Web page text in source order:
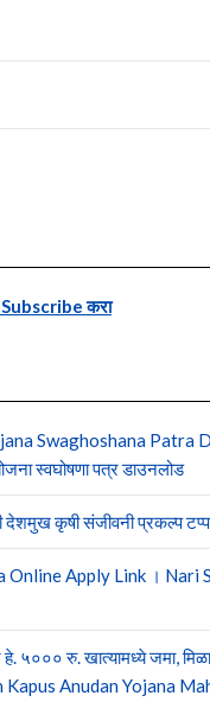
करा
Swaghoshana Patra
स्वघोषणा पत्र डाउनलोड
कृषी संजीवनी प्रकल्प
Online Apply Link । Nari
हे. ५००० रु. खात्यामध्ये जमा,
Kapus Anudan Yojana